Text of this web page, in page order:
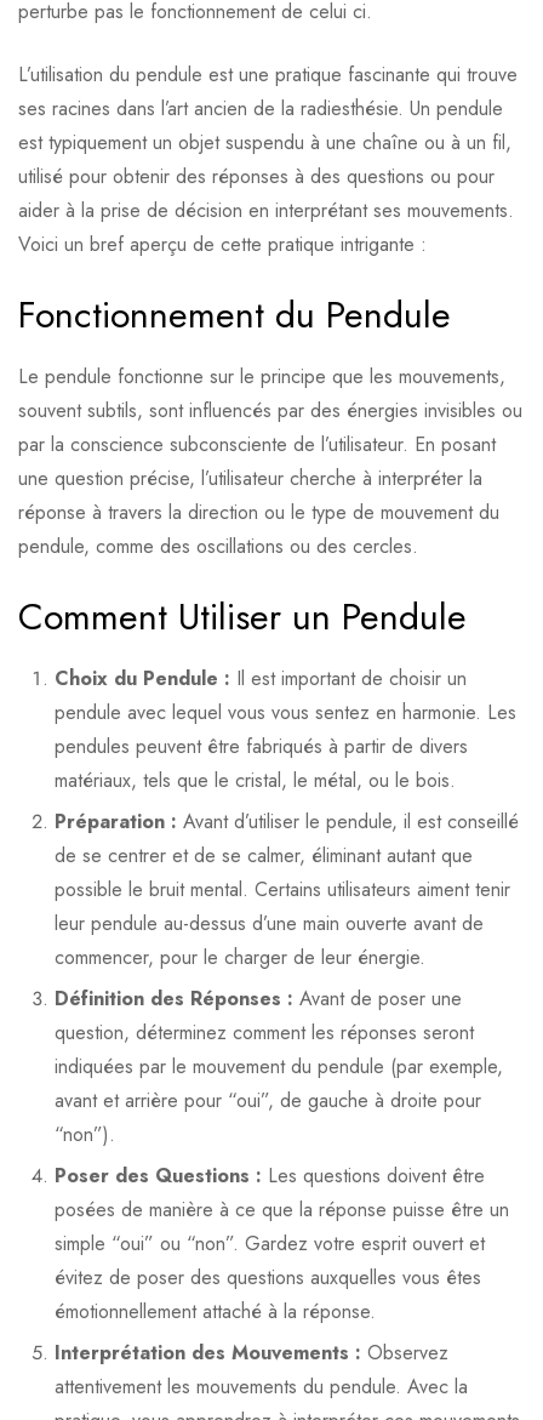
perturbe pas le fonctionnement de celui ci.
L’utilisation du pendule est une pratique fascinante qui trouve
ses racines dans l’art ancien de la radiesthésie. Un pendule
est typiquement un objet suspendu à une chaîne ou à un fil,
utilisé pour obtenir des réponses à des questions ou pour
aider à la prise de décision en interprétant ses mouvements.
Voici un bref aperçu de cette pratique intrigante :
Fonctionnement du Pendule
Le pendule fonctionne sur le principe que les mouvements,
souvent subtils, sont influencés par des énergies invisibles ou
par la conscience subconsciente de l’utilisateur. En posant
une question précise, l’utilisateur cherche à interpréter la
réponse à travers la direction ou le type de mouvement du
pendule, comme des oscillations ou des cercles.
Comment Utiliser un Pendule
Choix du Pendule : Il est important de choisir un
pendule avec lequel vous vous sentez en harmonie. Les
pendules peuvent être fabriqués à partir de divers
matériaux, tels que le cristal, le métal, ou le bois.
Préparation : Avant d’utiliser le pendule, il est conseillé
de se centrer et de se calmer, éliminant autant que
possible le bruit mental. Certains utilisateurs aiment tenir
leur pendule au-dessus d’une main ouverte avant de
commencer, pour le charger de leur énergie.
Définition des Réponses : Avant de poser une
question, déterminez comment les réponses seront
indiquées par le mouvement du pendule (par exemple,
avant et arrière pour “oui”, de gauche à droite pour
“non”).
Poser des Questions : Les questions doivent être
posées de manière à ce que la réponse puisse être un
simple “oui” ou “non”. Gardez votre esprit ouvert et
évitez de poser des questions auxquelles vous êtes
émotionnellement attaché à la réponse.
Interprétation des Mouvements : Observez
attentivement les mouvements du pendule. Avec la